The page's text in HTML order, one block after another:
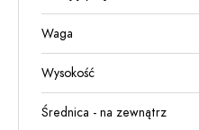
Waga
Wysokość
Średnica - na zewnątrz